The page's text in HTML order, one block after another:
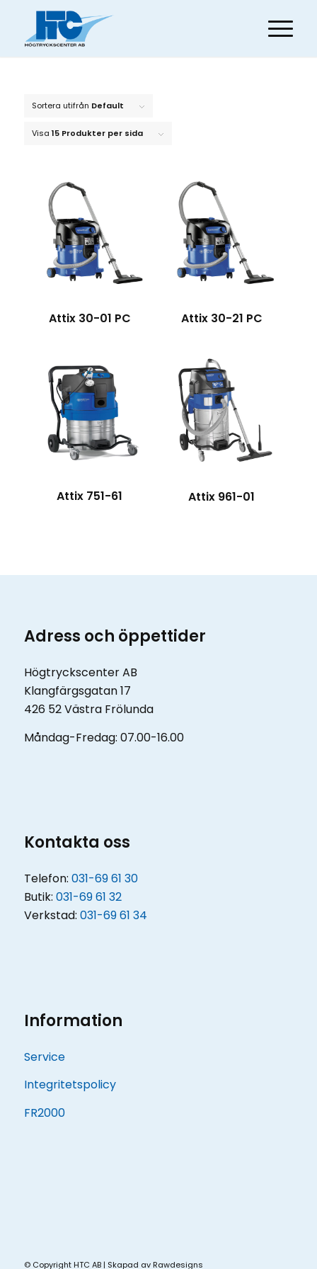
Sortera utifrån Default
Visa 15 Produkter per sida
Attix 30-01 PC Attix 30-21 PC
Attix 751-61 Attix 961-01
Adress och öppettider
Högtryckscenter AB
Klangfärgsgatan 17
426 52 Västra Frölunda
Måndag-Fredag: 07.00-16.00
Kontakta oss
Telefon: 031-69 61 30
Butik: 031-69 61 32
Verkstad: 031-69 61 34
Information
Service
Integritetspolicy
FR2000
© Copyright HTC AB | Skapad av Rawdesigns